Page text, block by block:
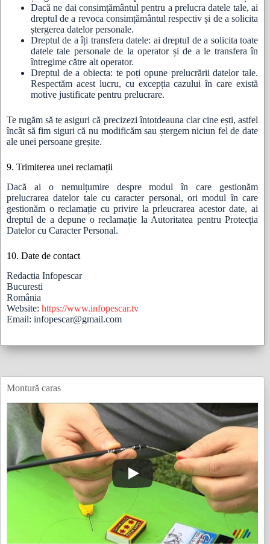
Dacă ne dai consimțământul pentru a prelucra datele tale, ai
dreptul de a revoca consimțământul respectiv și de a solicita
ștergerea datelor personale.
Dreptul de a îți transfera datele: ai dreptul de a solicita toate
datele tale personale de la operator și de a le transfera în
întregime către alt operator.
Dreptul de a obiecta: te poți opune prelucrării datelor tale.
Respectăm acest lucru, cu excepția cazului în care există
motive justificate pentru prelucrare.
Te rugăm să te asiguri că precizezi întotdeauna clar cine ești, astfel
încât să fim siguri că nu modificăm sau ștergem niciun fel de date
ale unei persoane greșite.
9. Trimiterea unei reclamații
Dacă ai o nemulțumire despre modul în care gestionăm
prelucrarea datelor tale cu caracter personal, ori modul în care
gestionăm o reclamație cu privire la prleucrarea acestor date, ai
dreptul de a depune o reclamație la Autoritatea pentru Protecția
Datelor cu Caracter Personal.
10. Date de contact
Redactia Infopescar
Bucuresti
România
Website: https://www.infopescar.tv
Email: infopescar@gmail.com
Montură caras